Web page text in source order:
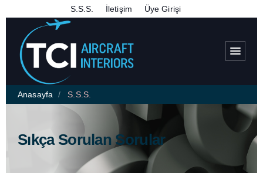
S.S.S. İletişim Üye Girişi
menu
Anasayfa S.S.S.
Sıkça Sorulan Sorular